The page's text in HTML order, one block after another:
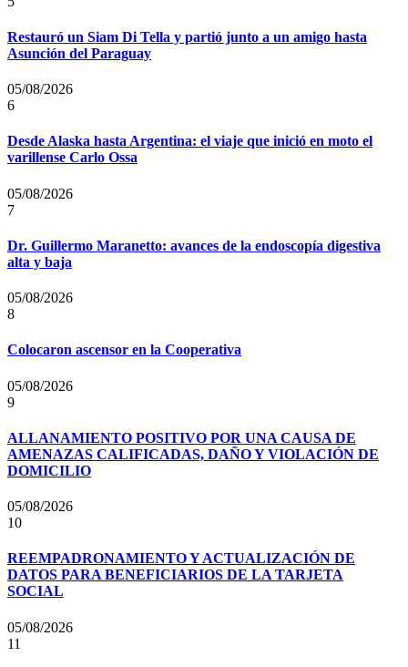
Restauró un Siam Di Tella y partió junto a un amigo hasta
Asunción del Paraguay
05/08/2026
6
Desde Alaska hasta Argentina: el viaje que inició en moto el
varillense Carlo Ossa
05/08/2026
7
Dr. Guillermo Maranetto: avances de la endoscopía digestiva
alta y baja
05/08/2026
8
Colocaron ascensor en la Cooperativa
05/08/2026
9
ALLANAMIENTO POSITIVO POR UNA CAUSA DE
AMENAZAS CALIFICADAS, DAÑO Y VIOLACIÓN DE
DOMICILIO
05/08/2026
10
REEMPADRONAMIENTO Y ACTUALIZACIÓN DE
DATOS PARA BENEFICIARIOS DE LA TARJETA
SOCIAL
05/08/2026
11